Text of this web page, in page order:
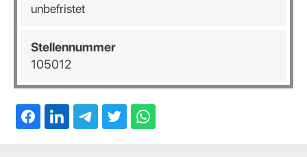
unbefristet
Stellennummer
105012